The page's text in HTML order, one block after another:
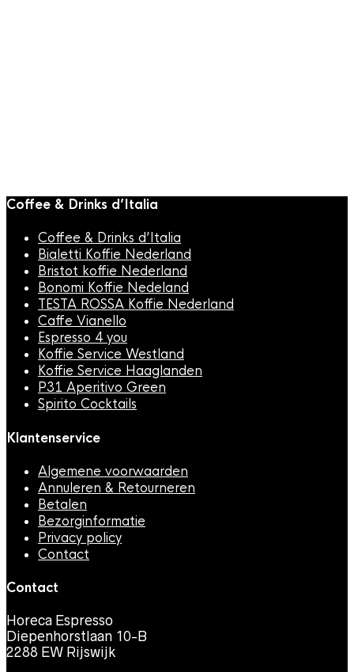
Coffee & Drinks d’Italia
Coffee & Drinks d’Italia
Bialetti Koffie Nederland
Bristot koffie Nederland
Bonomi Koffie Nedeland
TESTA ROSSA Koffie Nederland
Caffe Vianello
Espresso 4 you
Koffie Service Westland
Koffie Service Haaglanden
P31 Aperitivo Green
Spirito Cocktails
Klantenservice
Algemene voorwaarden
Annuleren & Retourneren
Betalen
Bezorginformatie
Privacy policy
Contact
Contact
Horeca Espresso
Diepenhorstlaan 10-B
2288 EW Rijswijk